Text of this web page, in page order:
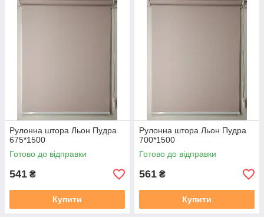
Рулонна штора Льон Пудра
675*1500
Готово до відправки
541 ₴
Купити
Рулонна штора Льон Пудра
700*1500
Готово до відправки
561 ₴
Купити